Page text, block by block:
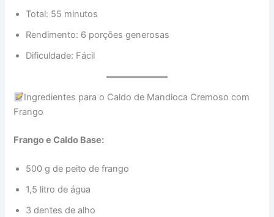
Total: 55 minutos
Rendimento: 6 porções generosas
Dificuldade: Fácil
Ingredientes para o Caldo de Mandioca Cremoso com
Frango
Frango e Caldo Base:
500 g de peito de frango
1,5 litro de água
3 dentes de alho